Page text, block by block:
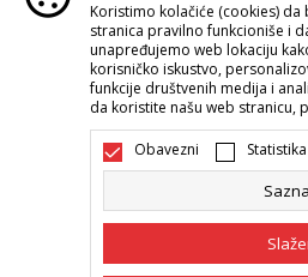
Srbija Promenite
Koristimo kolačiće (cookies) da
stranica pravilno funkcioniše i
unapređujemo web lokaciju
korisničko iskustvo,
funkcije društvenih medija i
da koristite našu web stranicu,
Obavezni Statistika